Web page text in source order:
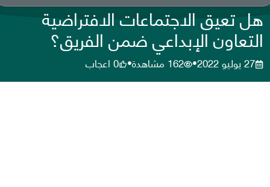
هل تعيق الاجتماعات الافتراضية
التعاون الإبداعي ضمن الفريق؟
27 يوليو 2022 •
162 مشاهدة•
0اعجاب